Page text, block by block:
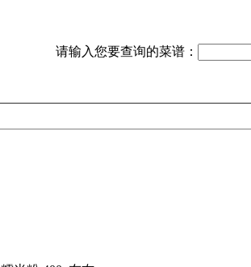
请输入您要查询的菜谱：